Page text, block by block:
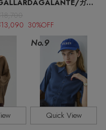
など)
GALLARDAGALANTE/ガリャルダガランテ
30%OFF
No.9
Quick View